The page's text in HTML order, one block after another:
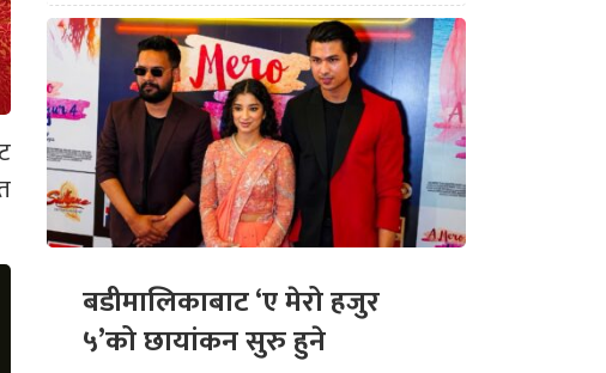
बडीमालिकाबाट ‘ए मेरो हजुर
५’को छायांकन सुरु हुने